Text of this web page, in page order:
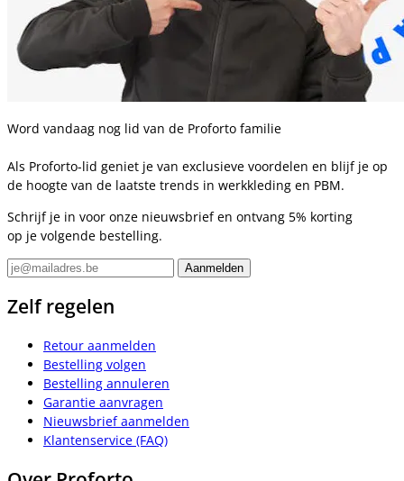
Word vandaag nog lid van de Proforto familie
Als Proforto-lid geniet je van exclusieve voordelen en blijf je op
de hoogte van de laatste trends in werkkleding en PBM.
Schrijf je in voor onze nieuwsbrief en ontvang 5% korting
op je volgende bestelling.
Zelf regelen
Retour aanmelden
Bestelling volgen
Bestelling annuleren
Garantie aanvragen
Nieuwsbrief aanmelden
Klantenservice (FAQ)